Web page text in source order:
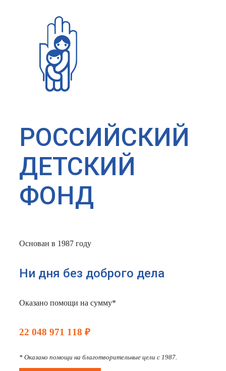
РОССИЙСКИЙ
ДЕТСКИЙ
ФОНД
Основан в 1987 году
Ни дня без доброго дела
Оказано помощи на сумму*
22 048 971 118 ₽
* Оказано помощи на благотворительные цели с 1987.